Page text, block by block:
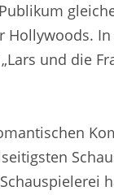
Hollywoods.
und die